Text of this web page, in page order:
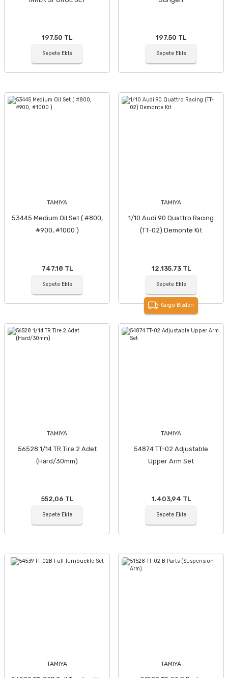
197,50 TL
Sepete Ekle
197,50 TL
Sepete Ekle
TAMIYA
53445 Medium Oil Set ( #800,
#900, #1000 )
747,18 TL
Sepete Ekle
TAMIYA
1/10 Audi 90 Quattro Racing
(TT-02) Demonte Kit
12.135,73 TL
Sepete Ekle
Kargo Bizden
TAMIYA
56528 1/14 TR Tire 2 Adet
(Hard/30mm)
552,06 TL
Sepete Ekle
TAMIYA
54874 TT-02 Adjustable
Upper Arm Set
1.403,94 TL
Sepete Ekle
TAMIYA TAMIYA